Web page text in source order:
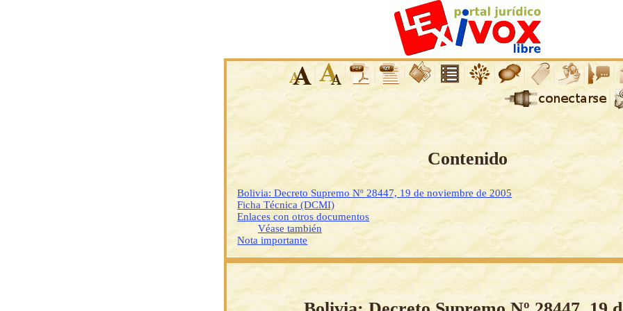
Contenido
Bolivia: Decreto Supremo Nº 28447, 19 de noviembre de 2005
Ficha Técnica (DCMI)
Enlaces con otros documentos
Véase también
Nota importante